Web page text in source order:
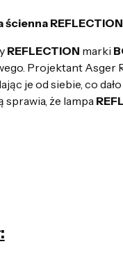
ścienna
REFLECTION marki
Projektant Asger
je od siebie, co
sprawia, że lampa